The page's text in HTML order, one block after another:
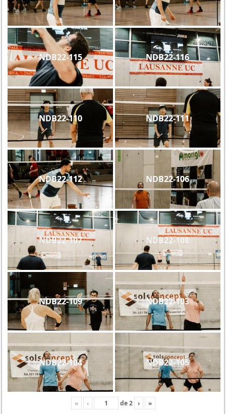
NDB22-115 NDB22-116
NDB22-110 NDB22-111
NDB22-112 NDB22-106
NDB22-107 NDB22-108
NDB22-109 NDB22-103
NDB22-104 NDB22-105
« ‹ de2 › »